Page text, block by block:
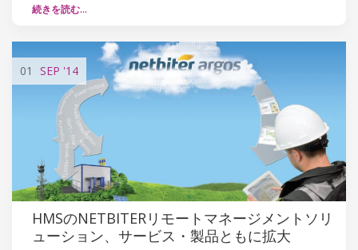
続きを読む…
01 SEP '14
HMSのNETBITERリモートマネージメントソリ
ューション、サービス・製品ともに拡大